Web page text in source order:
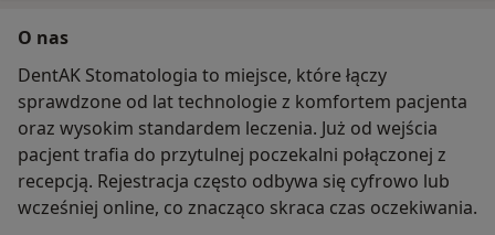
Dzięki pracy według uporządkowanego
protokołu GBT , każdy etap wykonany jest z
należytą starannością
zapewniając skuteczność, bezpieczeństwo i
komfort pacjenta.
Zapraszamy na higienizację do Pani Katarzyny
Gawęskiej -dyplomowanej higienistki
stomatologicznej z 12-letnim doświadczeniem w
O nas
DentAK Stomatologia to miejsce, które łączy
sprawdzone od lat technologie z komfortem pacjenta
oraz wysokim standardem leczenia. Już od wejścia
pacjent trafia do przytulnej poczekalni połączonej z
recepcją. Rejestracja często odbywa się cyfrowo lub
wcześniej online, co znacząco skraca czas oczekiwania.